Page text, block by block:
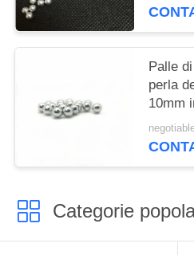
Palle
perla
10mm
che
Categorie